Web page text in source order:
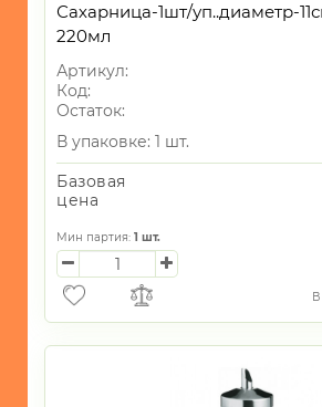
Сахарница-1шт/уп..диаметр-
220мл
Артикул:
Код:
Остаток:
В упаковке: 1 шт.
Базовая
цена
Мин партия: 1 шт.